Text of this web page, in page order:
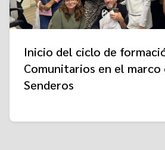
Inicio del ciclo de
Comunitarios en el marco
Senderos